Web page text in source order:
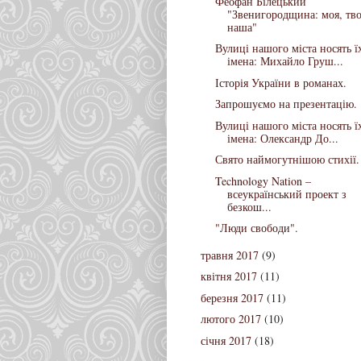
"Звенигородщина: моя,
наша"
Вулиці нашого міста носять
імена: Михайло Груш...
Історія України в романах.
Запрошуємо на презентацію.
Вулиці нашого міста носять
імена: Олександр До...
Свято наймогутнішою стихії.
Technology Nation –
всеукраїнський проект з
безкош...
"Люди свободи".
травня 2017 (9)
квітня 2017 (11)
березня 2017 (11)
лютого 2017 (10)
січня 2017 (18)